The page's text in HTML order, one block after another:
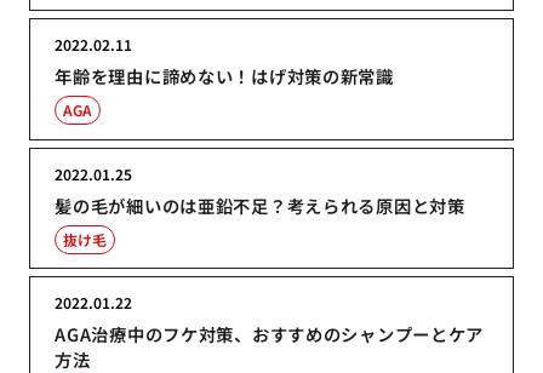
年齢を理由に諦めない！はげ対策の新常識
2022.02.11
AGA
髪の毛が細いのは亜鉛不足？考えられる原因と対策
2022.01.25
抜け毛
AGA治療中のフケ対策、おすすめのシャンプーとケア
方法
2022.01.22